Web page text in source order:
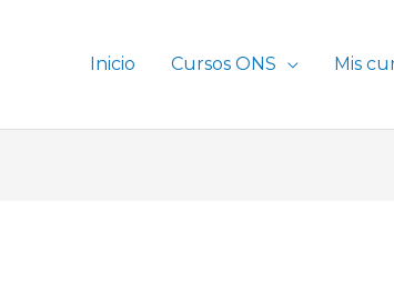
Inicio Cursos ONS Mis